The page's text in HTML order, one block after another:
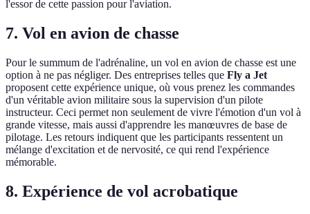
l'essor de cette passion pour l'aviation.
7. Vol en avion de chasse
Pour le summum de l'adrénaline, un vol en avion de chasse est une
option à ne pas négliger. Des entreprises telles que Fly a Jet
proposent cette expérience unique, où vous prenez les commandes
d'un véritable avion militaire sous la supervision d'un pilote
instructeur. Ceci permet non seulement de vivre l'émotion d'un vol à
grande vitesse, mais aussi d'apprendre les manœuvres de base de
pilotage. Les retours indiquent que les participants ressentent un
mélange d'excitation et de nervosité, ce qui rend l'expérience
mémorable.
8. Expérience de vol acrobatique